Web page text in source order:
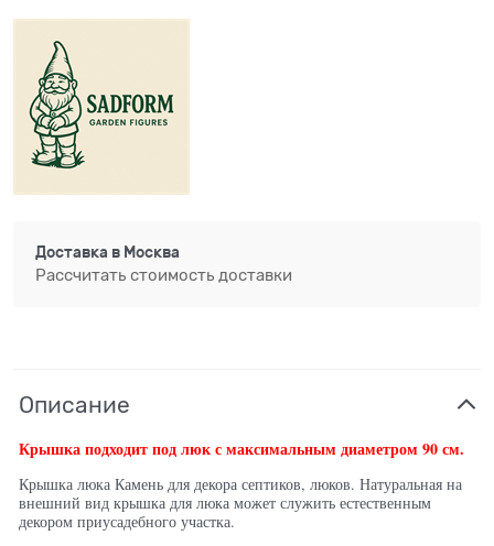
Доставка в Москва
Рассчитать стоимость доставки
Описание
Крышка подходит под люк с максимальным диаметром 90 см.
Крышка люка Камень для декора септиков, люков. Натуральная на
внешний вид крышка для люка может служить естественным
декором приусадебного участка.